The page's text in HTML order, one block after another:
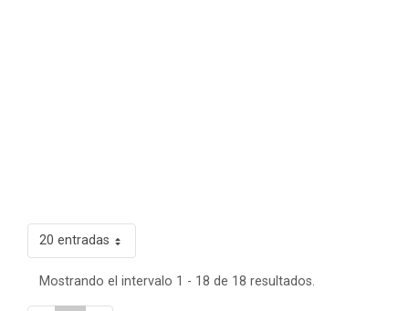
20 entradas
Mostrando el intervalo 1 - 18 de 18 resultados.